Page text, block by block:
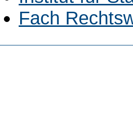
Fach